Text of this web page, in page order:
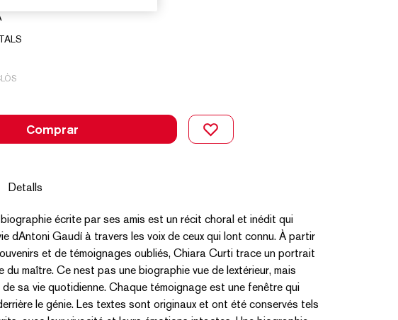
Comprar
Detalls
écrite par ses amis est un récit choral et inédit qui
dAntoni Gaudí à travers les voix de ceux qui lont connu. À partir
et de témoignages oubliés, Chiara Curti trace un portrait
du maître. Ce nest pas une biographie vue de lextérieur, mais
sa vie quotidienne. Chaque témoignage est une fenêtre qui
le génie. Les textes sont originaux et ont été conservés tels